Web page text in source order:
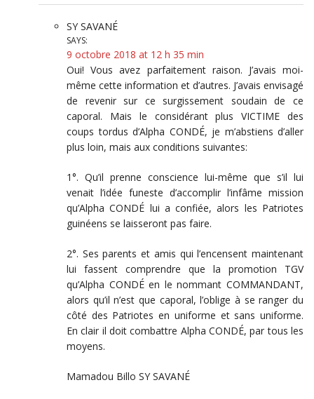
SY SAVANÉ
SAYS:
9 octobre 2018 at 12 h 35 min
Oui! Vous avez parfaitement raison. J’avais moi-
même cette information et d’autres. J’avais envisagé
de revenir sur ce surgissement soudain de ce
caporal. Mais le considérant plus VICTIME des
coups tordus d’Alpha CONDÉ, je m’abstiens d’aller
plus loin, mais aux conditions suivantes:
1°. Qu’il prenne conscience lui-même que s’il lui
venait l’idée funeste d’accomplir l’infâme mission
qu’Alpha CONDÉ lui a confiée, alors les Patriotes
guinéens se laisseront pas faire.
2°. Ses parents et amis qui l’encensent maintenant
lui fassent comprendre que la promotion TGV
qu’Alpha CONDÉ en le nommant COMMANDANT,
alors qu’il n’est que caporal, l’oblige à se ranger du
côté des Patriotes en uniforme et sans uniforme.
En clair il doit combattre Alpha CONDÉ, par tous les
moyens.
Mamadou Billo SY SAVANÉ